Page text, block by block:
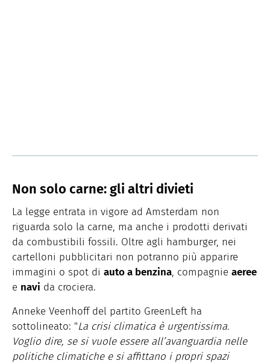
Non solo carne: gli altri divieti
La legge entrata in vigore ad Amsterdam non
riguarda solo la carne, ma anche i prodotti derivati
da combustibili fossili. Oltre agli hamburger, nei
cartelloni pubblicitari non potranno più apparire
immagini o spot di auto a benzina, compagnie aeree
e navi da crociera.
Anneke Veenhoff del partito GreenLeft ha
sottolineato: "La crisi climatica è urgentissima.
Voglio dire, se si vuole essere all’avanguardia nelle
politiche climatiche e si affittano i propri spazi